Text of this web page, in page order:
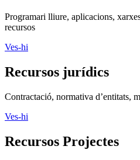
Programari lliure, aplicacions,
recursos
Ves-hi
Recursos jurídics
Contractació, normativa d’entitats,
Ves-hi
Recursos Projectes